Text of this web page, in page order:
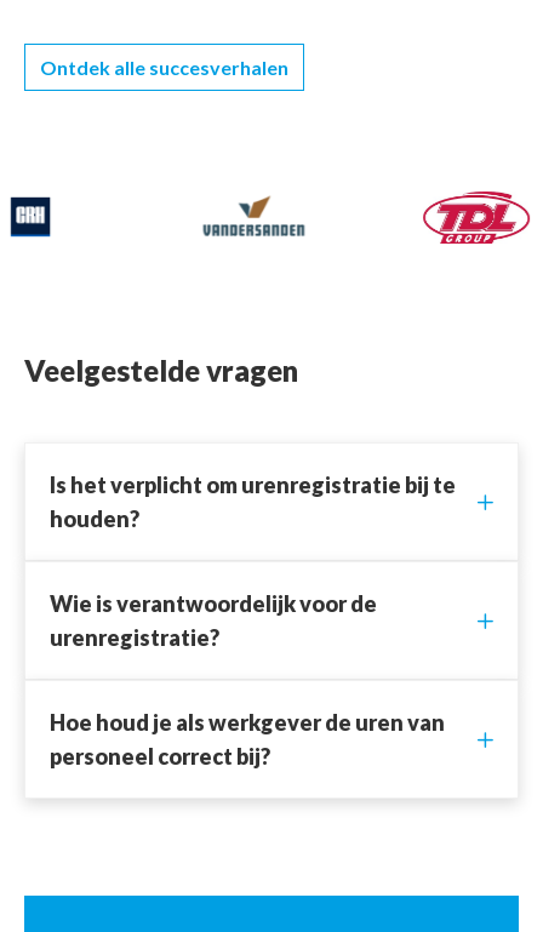
Ontdek alle succesverhalen
Veelgestelde vragen
Is het verplicht om urenregistratie bij te
houden?
Wie is verantwoordelijk voor de
urenregistratie?
Hoe houd je als werkgever de uren van
personeel correct bij?